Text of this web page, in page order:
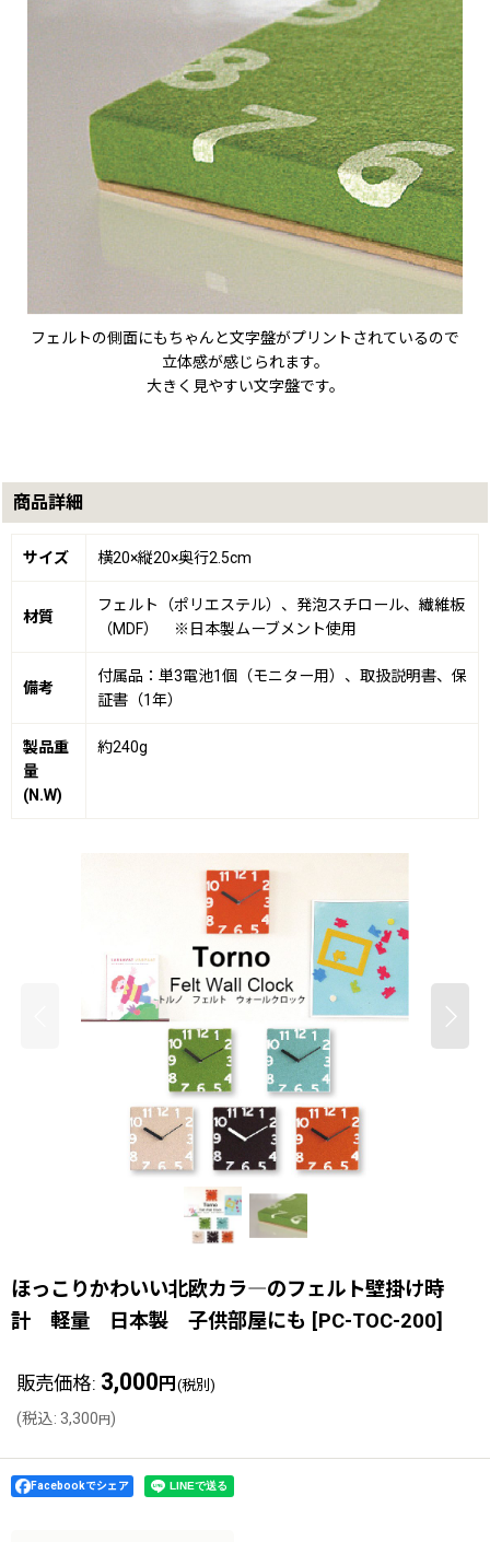
フェルトの側面にもちゃんと文字盤がプリントされているので
立体感が感じられます。
大きく見やすい文字盤です。
商品詳細
サイズ 横20×縦20×奥行2.5cm
材質
フェルト（ポリエステル）、発泡スチロール、繊維板
（MDF） ※日本製ムーブメント使用
備考
付属品：単3電池1個（モニター用）、取扱説明書、保
証書（1年）
製品重
量
(N.W)
約240g
ほっこりかわいい北欧カラ―のフェルト壁掛け時
計 軽量 日本製 子供部屋にも [PC-TOC-200]
販売価格: 3,000 円 (税別)
(税込: 3,300円)
Facebookでシェア